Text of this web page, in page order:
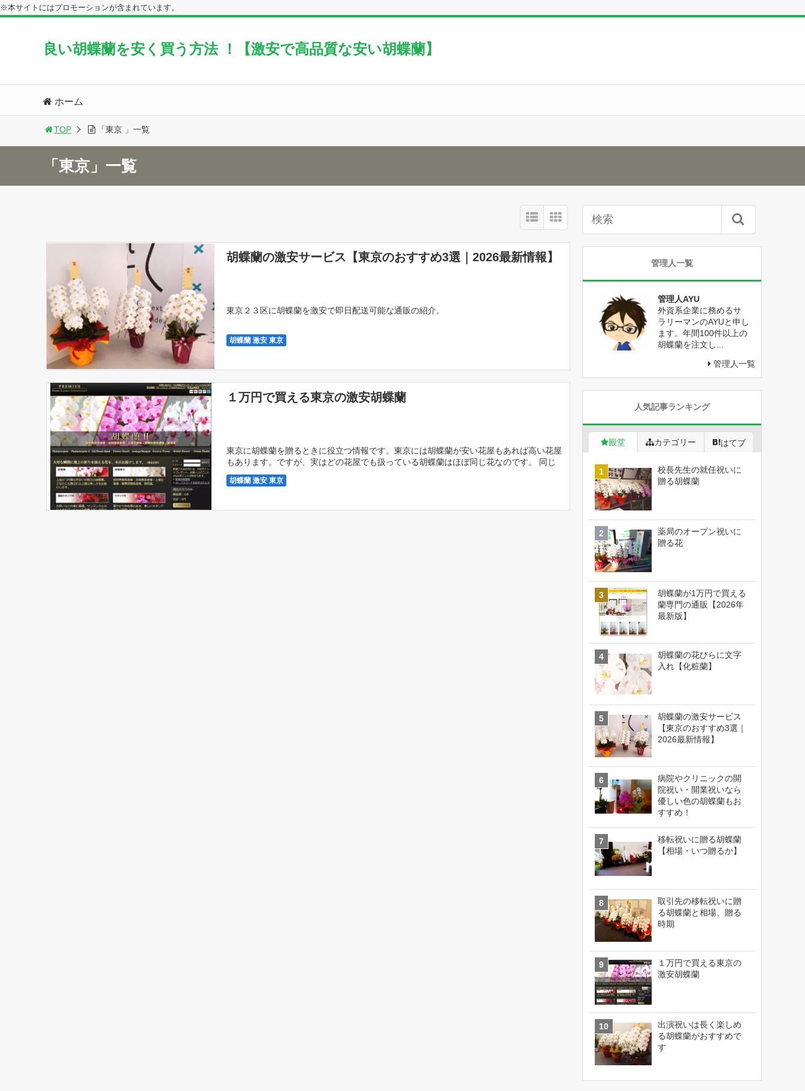
※本サイトにはプロモーションが含まれています。
良い胡蝶蘭を安く買う方法 ！【激安で高品質な安い胡蝶蘭】
ホーム
TOP 「東京 」一覧
「東京」一覧
胡蝶蘭の激安サービス【東京のおすすめ3選｜2026最新情報】
東京２３区に胡蝶蘭を激安で即日配送可能な通販の紹介。
胡蝶蘭 激安 東京
１万円で買える東京の激安胡蝶蘭
東京に胡蝶蘭を贈るときに役立つ情報です。東京には胡蝶蘭が安い花屋もあれば高い花屋
もあります。ですが、実はどの花屋でも扱っている胡蝶蘭はほぼ同じ花なのです。 同じ
胡蝶蘭なら安い花屋で買って配送してもらう方法が間違いなくお得 […]
胡蝶蘭 激安 東京
管理人一覧
管理人AYU
外資系企業に務めるサ
ラリーマンのAYUと申し
ます。年間100件以上の
胡蝶蘭を注文し...
管理人一覧
人気記事ランキング
殿堂 カテゴリー はてブ
校長先生の就任祝いに
贈る胡蝶蘭
薬局のオープン祝いに
贈る花
胡蝶蘭が1万円で買える
蘭専門の通販【2026年
最新版】
胡蝶蘭の花びらに文字
入れ【化粧蘭】
胡蝶蘭の激安サービス
【東京のおすすめ3選｜
2026最新情報】
病院やクリニックの開
院祝い・開業祝いなら
優しい色の胡蝶蘭もお
すすめ！
移転祝いに贈る胡蝶蘭
【相場・いつ贈るか】
取引先の移転祝いに贈
る胡蝶蘭と相場、贈る
時期
１万円で買える東京の
激安胡蝶蘭
出演祝いは長く楽しめ
る胡蝶蘭がおすすめで
す